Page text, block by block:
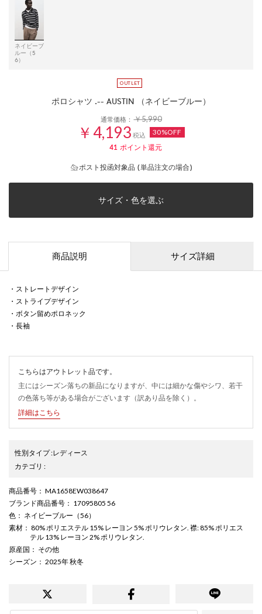
ネイビーブ
ルー（5
6）
ポロシャツ .-- AUSTIN （ネイビーブルー）
通常価格：￥5,990
￥4,193 税込 30%OFF
41ポイント還元
ポスト投函対象品 (単品注文の場合)
サイズ・色を選ぶ
商品説明 サイズ詳細
・ストレートデザイン
・ストライプデザイン
・ボタン留めポロネック
・長袖
こちらはアウトレット品です。
主にはシーズン落ちの新品になりますが、中には細かな傷やシワ、若干
の色落ち等がある場合がございます（訳あり品を除く）。
詳細はこちら
性別タイプ:レディース
カテゴリ :
商品番号 ： MA1658EW038647
ブランド商品番号 ： 17095805 56
色 ： ネイビーブルー（56）
素材 ： 80% ポリエステル 15% レーヨン 5% ポリウレタン. 襟: 85% ポリエス
テル 13% レーヨン 2% ポリウレタン.
原産国 ： その他
シーズン ： 2025年 秋冬